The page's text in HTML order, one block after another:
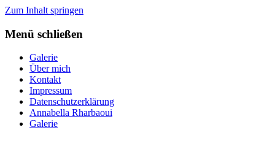
Zum Inhalt springen
Menü schließen
Galerie
Über mich
Kontakt
Impressum
Datenschutzerklärung
Annabella Rharbaoui
Galerie